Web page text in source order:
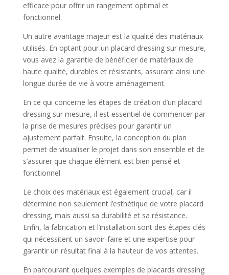
efficace pour offrir un rangement optimal et
fonctionnel.
Un autre avantage majeur est la qualité des matériaux
utilisés. En optant pour un placard dressing sur mesure,
vous avez la garantie de bénéficier de matériaux de
haute qualité, durables et résistants, assurant ainsi une
longue durée de vie à votre aménagement.
En ce qui concerne les étapes de création d’un placard
dressing sur mesure, il est essentiel de commencer par
la prise de mesures précises pour garantir un
ajustement parfait. Ensuite, la conception du plan
permet de visualiser le projet dans son ensemble et de
s’assurer que chaque élément est bien pensé et
fonctionnel.
Le choix des matériaux est également crucial, car il
détermine non seulement l’esthétique de votre placard
dressing, mais aussi sa durabilité et sa résistance.
Enfin, la fabrication et l’installation sont des étapes clés
qui nécessitent un savoir-faire et une expertise pour
garantir un résultat final à la hauteur de vos attentes.
En parcourant quelques exemples de placards dressing